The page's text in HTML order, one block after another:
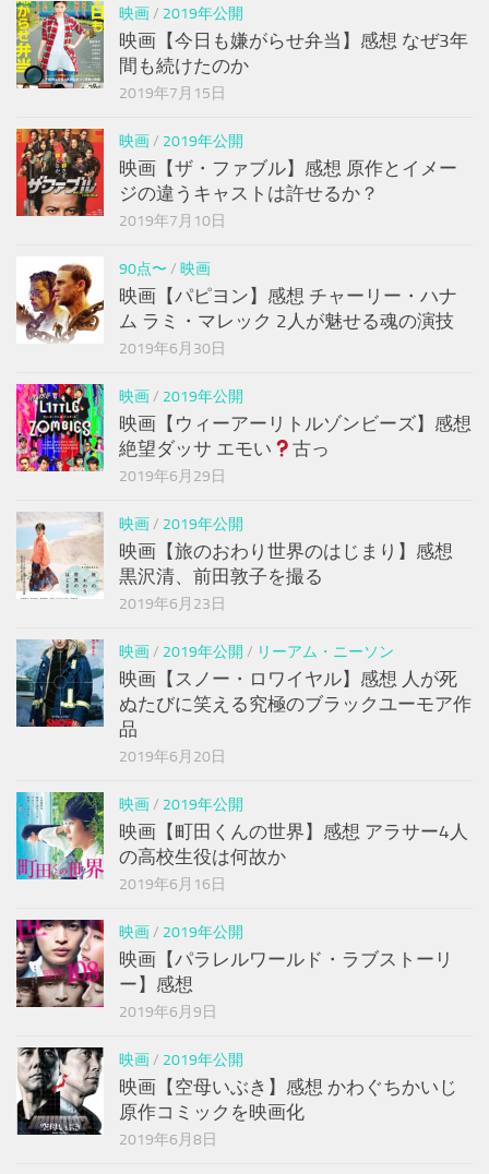
映画/ 2019年公開
映画【今日も嫌がらせ弁当】感想 なぜ3年
間も続けたのか
2019年7月15日
映画/ 2019年公開
映画【ザ・ファブル】感想 原作とイメー
ジの違うキャストは許せるか？
2019年7月10日
90点〜 / 映画
映画【パピヨン】感想 チャーリー・ハナ
ム ラミ・マレック 2人が魅せる魂の演技
2019年6月30日
映画/ 2019年公開
映画【ウィーアーリトルゾンビーズ】感想
絶望ダッサ エモい
古っ
2019年6月29日
映画/ 2019年公開
映画【旅のおわり世界のはじまり】感想
黒沢清、前田敦子を撮る
2019年6月23日
映画/ 2019年公開 / リーアム・ニーソン
映画【スノー・ロワイヤル】感想 人が死
ぬたびに笑える究極のブラックユーモア作
品
2019年6月20日
映画/ 2019年公開
映画【町田くんの世界】感想 アラサー4人
の高校生役は何故か
2019年6月16日
映画/ 2019年公開
映画【パラレルワールド・ラブストーリ
ー】感想
2019年6月9日
映画/ 2019年公開
映画【空母いぶき】感想 かわぐちかいじ
原作コミックを映画化
2019年6月8日